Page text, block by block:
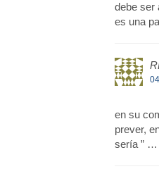
debe ser
es una
en su
prever,
sería ”